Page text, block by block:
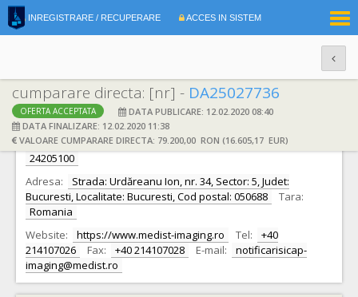
INREGISTRARE / RECUPERARE ACCES IN SISTEM
cumparare directa: [nr] - DA25027736
OFERTA ACCEPTATA
DATA PUBLICARE: 12.02.2020 08:40
DATA FINALIZARE: 12.02.2020 11:38
VALOARE CUMPARARE DIRECTA: 79.200,00 RON (16.605,17 EUR)
DATE IDENTIFICARE OFERTANT
Ofertant: S.C. MEDIST IMAGING & P.O.C. S.R.L.
CIF:
24205100
Adresa:
Strada: Urdăreanu Ion, nr. 34, Sector: 5, Judet:
Bucuresti, Localitate: Bucuresti, Cod postal: 050688
Tara:
Romania
Website:
https://www.medist-imaging.ro Tel:
+40
214107026
Fax: +40 214107028 E-mail:
notificarisicap-
imaging@medist.ro